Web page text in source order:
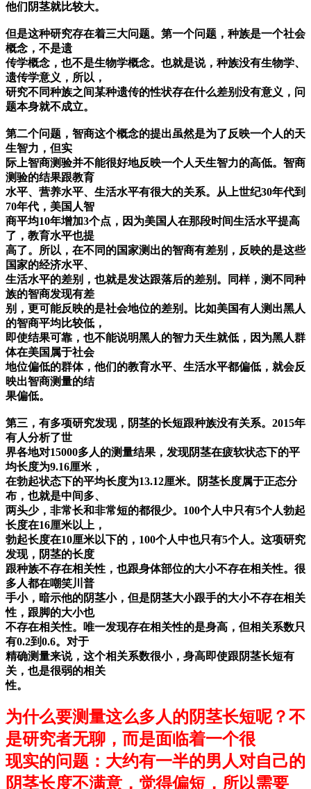
他们阴茎就比较大。
但是这种研究存在着三大问题。第一个问题，种族是一个社会
概念，不是遗
传学概念，也不是生物学概念。也就是说，种族没有生物学、
遗传学意义，所以，
研究不同种族之间某种遗传的性状存在什么差别没有意义，问
题本身就不成立。
第二个问题，智商这个概念的提出虽然是为了反映一个人的天
生智力，但实
际上智商测验并不能很好地反映一个人天生智力的高低。智商
测验的结果跟教育
水平、营养水平、生活水平有很大的关系。从上世纪30年代到
70年代，美国人智
商平均10年增加3个点，因为美国人在那段时间生活水平提高
了，教育水平也提
高了。所以，在不同的国家测出的智商有差别，反映的是这些
国家的经济水平、
生活水平的差别，也就是发达跟落后的差别。同样，测不同种
族的智商发现有差
别，更可能反映的是社会地位的差别。比如美国有人测出黑人
的智商平均比较低，
即使结果可靠，也不能说明黑人的智力天生就低，因为黑人群
体在美国属于社会
地位偏低的群体，他们的教育水平、生活水平都偏低，就会反
映出智商测量的结
果偏低。
第三，有多项研究发现，阴茎的长短跟种族没有关系。2015年
有人分析了世
界各地对15000多人的测量结果，发现阴茎在疲软状态下的平
均长度为9.16厘米，
在勃起状态下的平均长度为13.12厘米。阴茎长度属于正态分
布，也就是中间多、
两头少，非常长和非常短的都很少。100个人中只有5个人勃起
长度在16厘米以上，
勃起长度在10厘米以下的，100个人中也只有5个人。这项研究
发现，阴茎的长度
跟种族不存在相关性，也跟身体部位的大小不存在相关性。很
多人都在嘲笑川普
手小，暗示他的阴茎小，但是阴茎大小跟手的大小不存在相关
性，跟脚的大小也
不存在相关性。唯一发现存在相关性的是身高，但相关系数只
有0.2到0.6。对于
精确测量来说，这个相关系数很小，身高即使跟阴茎长短有
关，也是很弱的相关
性。
为什么要测量这么多人的阴茎长短呢？不
是研究者无聊，而是面临着一个很
现实的问题：大约有一半的男人对自己的
阴茎长度不满意，觉得偏短，所以需要